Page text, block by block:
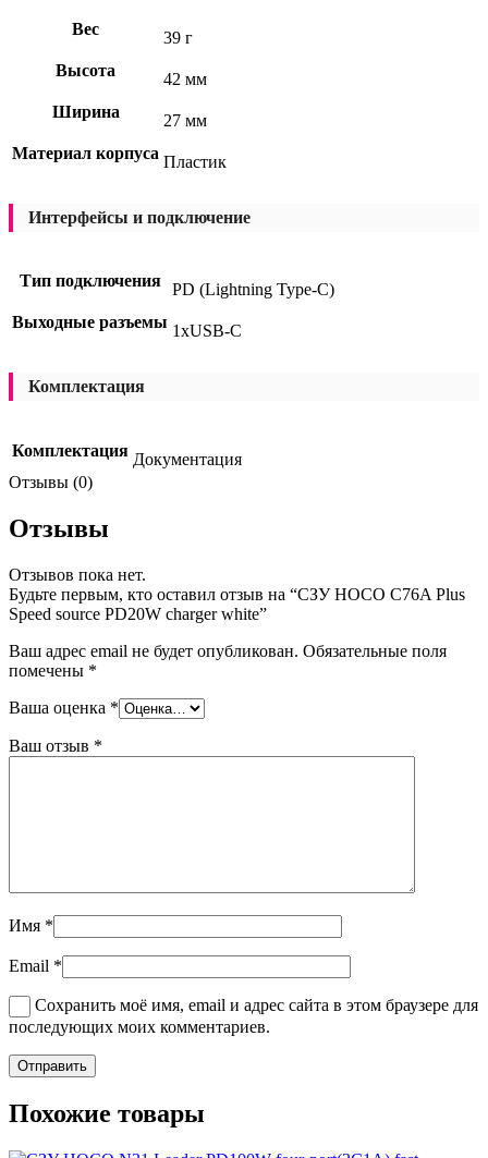
Вес
39 г
Высота
42 мм
Ширина
27 мм
Материал корпуса Пластик
Интерфейсы и подключение
Тип подключения
PD (Lightning Type-C)
Выходные разъемы 1xUSB-C
Комплектация
Комплектация Документация
Отзывы (0)
Отзывы
Отзывов пока нет.
Будьте первым, кто оставил отзыв на “СЗУ HOCO C76A Plus
Speed source PD20W charger white”
Ваш адрес email не будет опубликован. Обязательные поля
помечены *
Ваша оценка *
Ваш отзыв *
Имя *
Email *
Сохранить моё имя, email и адрес сайта в этом браузере для
последующих моих комментариев.
Похожие товары